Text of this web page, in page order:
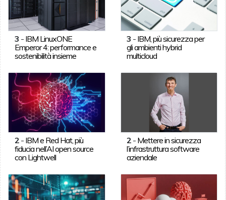
3 - IBM LinuxONE
Emperor 4: performance e
sostenibilità insieme
3 - IBM, più sicurezza per
gli ambienti hybrid
multicloud
2- IBM e Red Hat, più
fiducia nell’AI open source
con Lightwell
2 - Mettere in sicurezza
l’infrastruttura software
aziendale